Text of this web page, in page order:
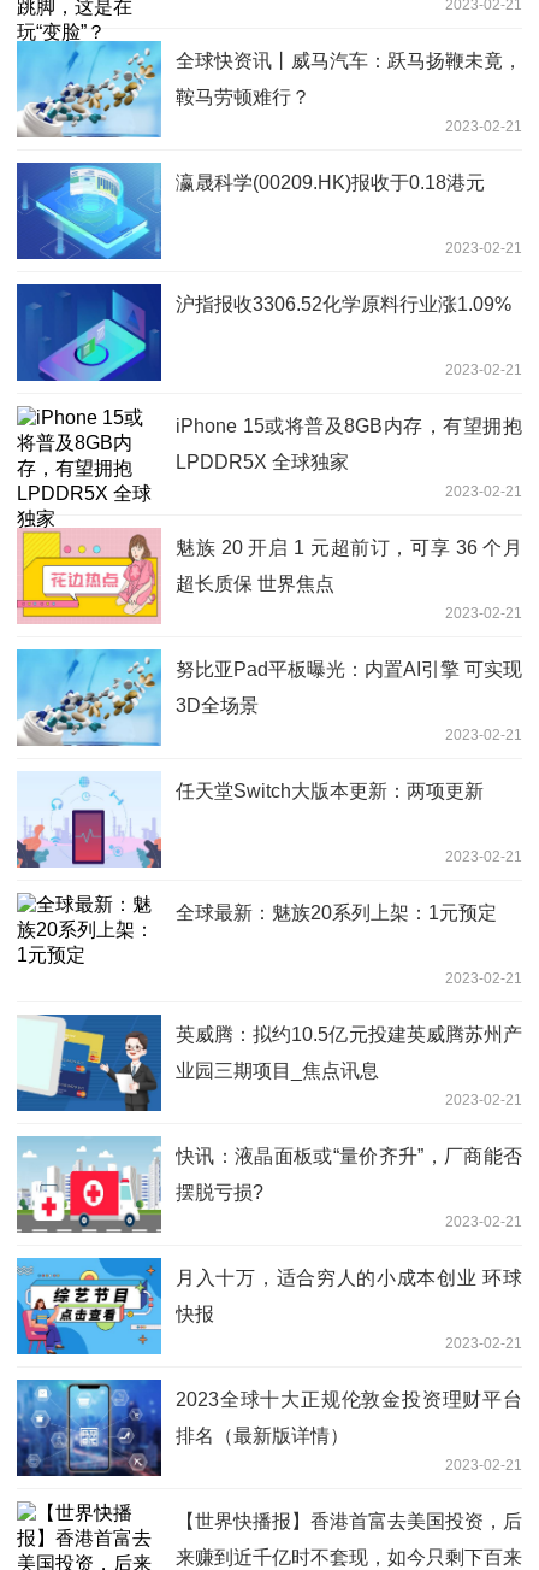
2023-02-21
全球快资讯丨威马汽车：跃马扬鞭未竟，
鞍马劳顿难行？
2023-02-21
瀛晟科学(00209.HK)报收于0.18港元
2023-02-21
沪指报收3306.52化学原料行业涨1.09%
2023-02-21
iPhone 15或将普及8GB内存，有望拥抱
LPDDR5X 全球独家
2023-02-21
魅族 20 开启 1 元超前订，可享 36 个月
超长质保 世界焦点
2023-02-21
努比亚Pad平板曝光：内置AI引擎 可实现
3D全场景
2023-02-21
任天堂Switch大版本更新：两项更新
2023-02-21
全球最新：魅族20系列上架：1元预定
2023-02-21
英威腾：拟约10.5亿元投建英威腾苏州产
业园三期项目_焦点讯息
2023-02-21
快讯：液晶面板或“量价齐升”，厂商能否
摆脱亏损?
2023-02-21
月入十万，适合穷人的小成本创业 环球
快报
2023-02-21
2023全球十大正规伦敦金投资理财平台
排名（最新版详情）
2023-02-21
【世界快播报】香港首富去美国投资，后
来赚到近千亿时不套现，如今只剩下百来